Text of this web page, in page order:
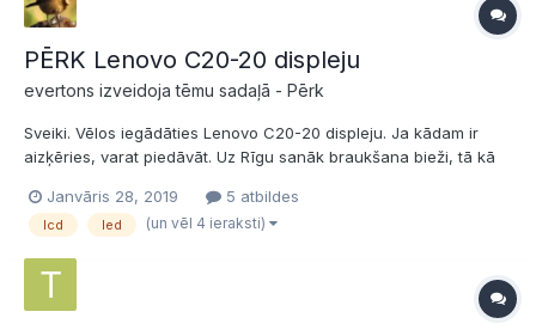
PĒRK Lenovo C20-20 displeju
evertons izveidoja tēmu sadaļā - Pērk
Sveiki. Vēlos iegādāties Lenovo C20-20 displeju. Ja kādam ir
aizķēries, varat piedāvāt. Uz Rīgu sanāk braukšana bieži, tā kā
naudiņas. Paldies
Janvāris 28, 2019 5 atbildes
lcd led (un vēl 4 ieraksti)